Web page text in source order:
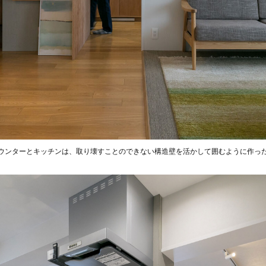
ンターとキッチンは、取り壊すことのできない構造壁を活かして囲むように作っ